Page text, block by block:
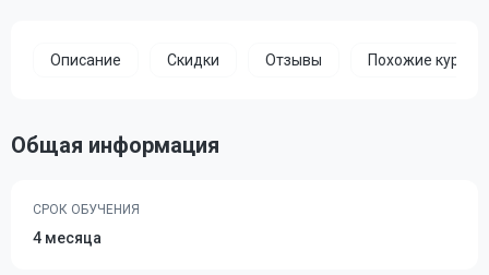
Описание Скидки Отзывы Похожие курсы
Общая информация
СРОК ОБУЧЕНИЯ
4 месяца